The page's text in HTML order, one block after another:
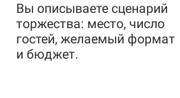
Вы описываете сценарий
торжества: место, число
гостей, желаемый формат
и бюджет.